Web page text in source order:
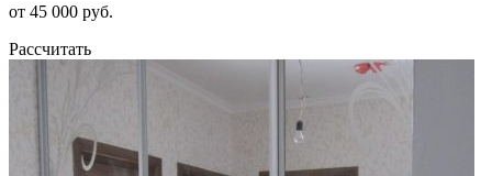
от 45 000 руб.
Рассчитать